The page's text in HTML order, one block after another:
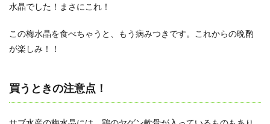
水晶でした！まさにこれ！
この梅水晶を食べちゃうと、もう病みつきです。これからの晩酌
が楽しみ！！
買うときの注意点！